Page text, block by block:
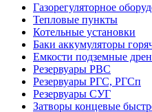
Газорегуляторное
Тепловые пункты
Котельные установки
Баки аккумуляторы
Емкости подземные
Резервуары РВС
Резервуары РГС, РГСп
Резервуары СУГ
Затворы концевые